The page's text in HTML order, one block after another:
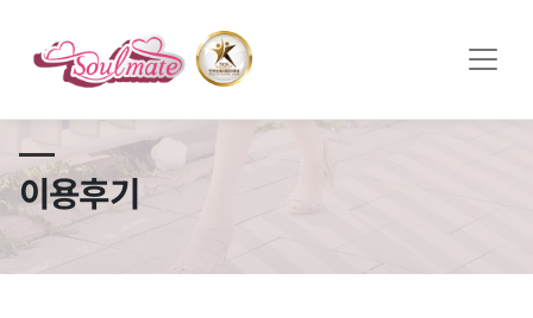
이용후기
쏠메이트×토모토모 프로모션 영상 full버전 보러가기